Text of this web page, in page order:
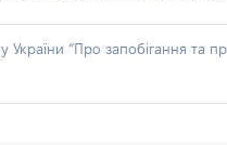
України “Про запобігання